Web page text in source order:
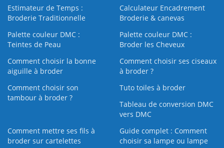
Estimateur de Temps :
Broderie Traditionnelle
Calculateur Encadrement
Broderie & canevas
Palette couleur DMC :
Teintes de Peau
Palette couleur DMC :
Broder les Cheveux
Comment choisir la bonne
aiguille à broder
Comment choisir ses ciseaux
à broder ?
Comment choisir son
tambour à broder ?
Tuto toiles à broder
Tableau de conversion DMC
vers DMC
Comment mettre ses fils à
broder sur cartelettes
Guide complet : Comment
choisir sa lampe ou lampe